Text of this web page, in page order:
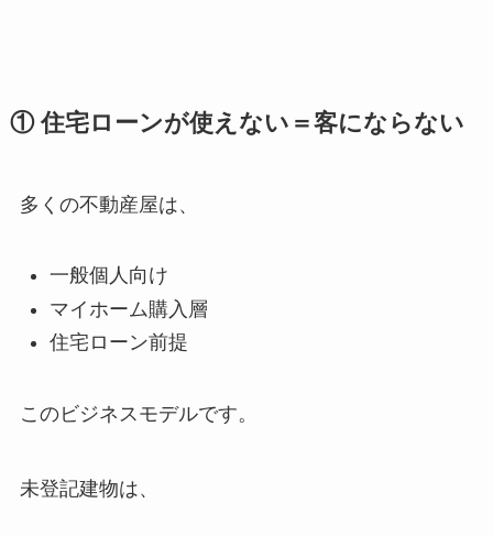
① 住宅ローンが使えない＝客にならない
多くの不動産屋は、
一般個人向け
マイホーム購入層
住宅ローン前提
このビジネスモデルです。
未登記建物は、